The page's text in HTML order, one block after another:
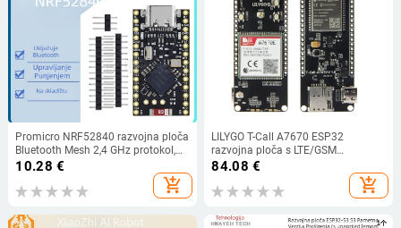
Promicro NRF52840 razvojna ploča
Bluetooth Mesh 2,4 GHz protokol,
NRF52840 čip, bežični Bluetooth
10.28 €
add_shopping_cart
LILYGO T-Call A7670 ESP32
razvojna ploča s LTE/GSM
modulom A7670E, 4G/2G
84.08 €
add_shopping_cart